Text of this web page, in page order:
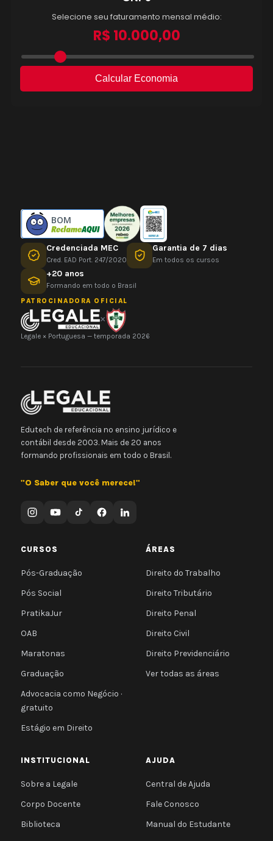
BOM
Credenciada MEC
Cred. EAD Port. 247/2020
Garantia de 7 dias
Em todos os cursos
+20 anos
Formando em todo o Brasil
PATROCINADORA OFICIAL
×
Legale × Portuguesa — temporada 2026
Edutech de referência no ensino jurídico e
contábil desde 2003. Mais de 20 anos
formando profissionais em todo o Brasil.
"O Saber que você merece!"
CURSOS
Pós-Graduação
Pós Social
PratikaJur
OAB
Maratonas
Graduação
Advocacia como Negócio ·
gratuito
Estágio em Direito
ÁREAS
Direito do Trabalho
Direito Tributário
Direito Penal
Direito Civil
Direito Previdenciário
Ver todas as áreas
INSTITUCIONAL
Sobre a Legale
Corpo Docente
Biblioteca
AJUDA
Central de Ajuda
Fale Conosco
Manual do Estudante